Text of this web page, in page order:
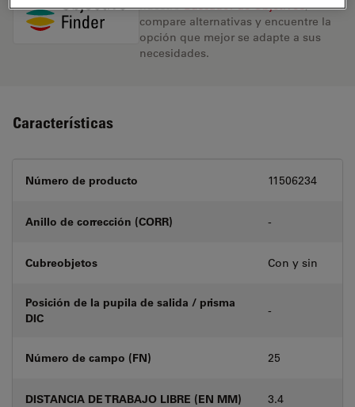
nuestroBuscador de Objetivos,
compare alternativas y encuentre la
opción que mejor se adapte a sus
necesidades.
Características
Número de producto 11506234
Anillo de corrección (CORR) -
Cubreobjetos Con y sin
Posición de la pupila de salida / prisma
DIC
-
Número de campo (FN) 25
DISTANCIA DE TRABAJO LIBRE (EN MM) 3.4